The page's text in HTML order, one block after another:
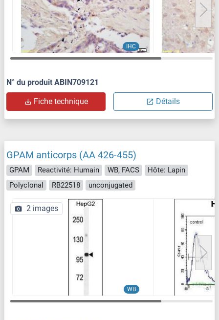
IHC
N° du produit ABIN709121
Fiche technique Détails
GPAM anticorps (AA 426-455)
GPAM Reactivité: Humain WB, FACS
Hôte: Lapin
Polyclonal
RB22518 unconjugated
WB
2 images